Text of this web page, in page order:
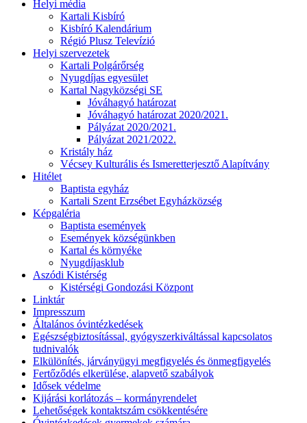
Helyi média
Kartali Kisbíró
Kisbíró Kalendárium
Régió Plusz Televízió
Helyi szervezetek
Kartali Polgárőrség
Nyugdíjas egyesület
Kartal Nagyközségi SE
Jóváhagyó határozat
Jóváhagyó határozat 2020/2021.
Pályázat 2020/2021.
Pályázat 2021/2022.
Kristály ház
Vécsey Kulturális és Ismeretterjesztő Alapítvány
Hitélet
Baptista egyház
Kartali Szent Erzsébet Egyházközség
Képgaléria
Baptista események
Események községünkben
Kartal és környéke
Nyugdíjasklub
Aszódi Kistérség
Kistérségi Gondozási Központ
Linktár
Impresszum
Általános óvintézkedések
Egészségbiztosítással, gyógyszerkiváltással kapcsolatos
tudnivalók
Elkülönítés, járványügyi megfigyelés és önmegfigyelés
Fertőződés elkerülése, alapvető szabályok
Idősek védelme
Kijárási korlátozás – kormányrendelet
Lehetőségek kontaktszám csökkentésére